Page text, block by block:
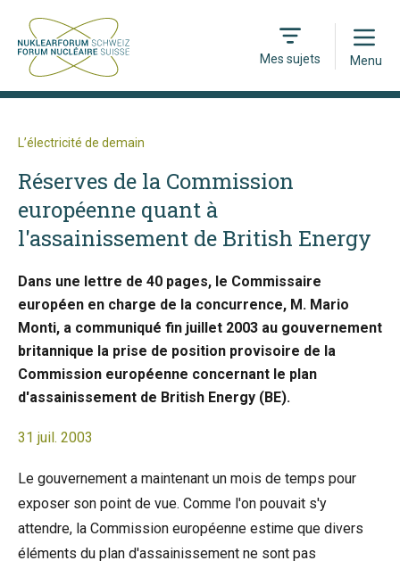
Mes sujets
Open
Menu
L’électricité de demain
Réserves de la Commission
européenne quant à
l'assainissement de British Energy
Dans une lettre de 40 pages, le Commissaire
européen en charge de la concurrence, M. Mario
Monti, a communiqué fin juillet 2003 au gouvernement
britannique la prise de position provisoire de la
Commission européenne concernant le plan
d'assainissement de British Energy (BE).
31 juil. 2003
Le gouvernement a maintenant un mois de temps pour
exposer son point de vue. Comme l'on pouvait s'y
attendre, la Commission européenne estime que divers
éléments du plan d'assainissement ne sont pas